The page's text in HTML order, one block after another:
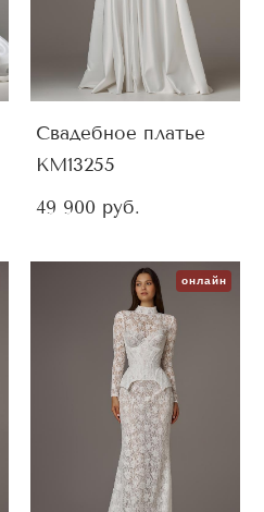
Свадебное платье
KM13255
49 900 pуб.
онлайн